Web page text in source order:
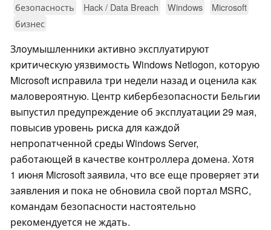
безопасность Hack / Data Breach Windows
Microsoft
бизнес
Злоумышленники активно эксплуатируют
критическую уязвимость Windows Netlogon, которую
Microsoft исправила три недели назад и оценила как
маловероятную. Центр кибербезопасности Бельгии
выпустил предупреждение об эксплуатации 29 мая,
повысив уровень риска для каждой
непропатченной среды Windows Server,
работающей в качестве контроллера домена. Хотя
1 июня Microsoft заявила, что все еще проверяет эти
заявления и пока не обновила свой портал MSRC,
командам безопасности настоятельно
рекомендуется не ждать.